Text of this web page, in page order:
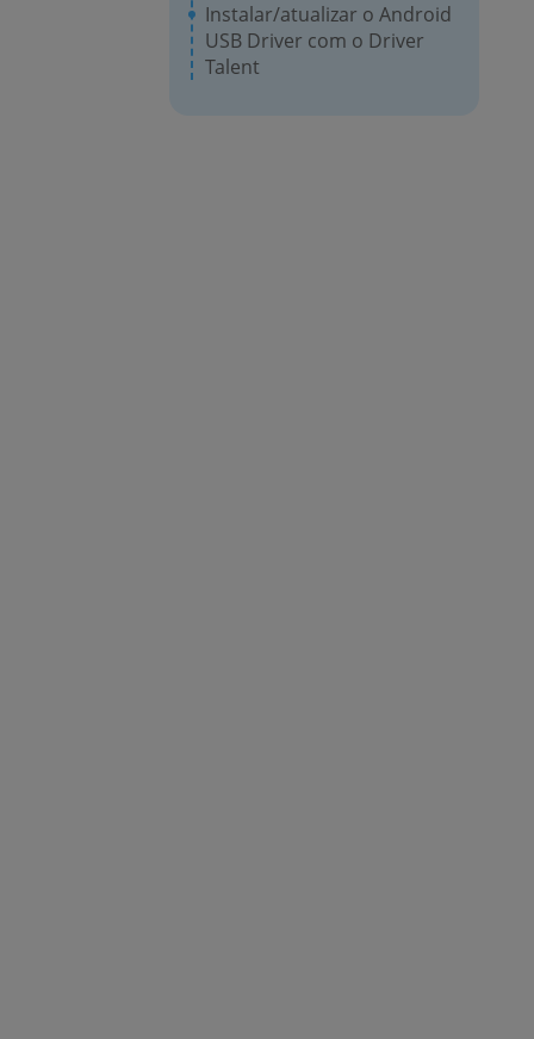
Instalar/atualizar o Android
USB Driver com o Driver
Talent